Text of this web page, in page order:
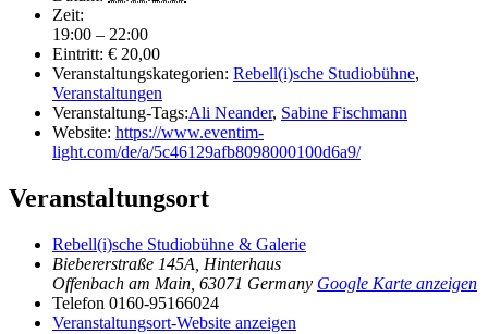
Zeit:
19:00 – 22:00
Eintritt: € 20,00
Veranstaltungskategorien: Rebell(i)sche Studiobühne,
Veranstaltungen
Veranstaltung-Tags:Ali Neander, Sabine Fischmann
Website: https://www.eventim-
light.com/de/a/5c46129afb8098000100d6a9/
Veranstaltungsort
Rebell(i)sche Studiobühne & Galerie
Biebererstraße 145A, Hinterhaus
Offenbach am Main 63071 Germany Google Karte anzeigen
Telefon 0160-95166024
Veranstaltungsort-Website anzeigen